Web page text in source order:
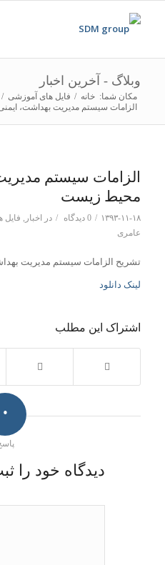
وبلاگ - آخرین اخبار
مکان شما: خانه / فایل های آموزشی /
الزامات سیستم مدیریت بهداشت،
الزامات سیستم
محیط زیست
۱۳۹۳-۱۱-۱۸ / 0 دیدگاه / در اخبار , فایل
عامری
تشریح الزامات سیستم مدیریت
لینک دانلود
اشتراک این مطلب
0
دیدگاه خود را